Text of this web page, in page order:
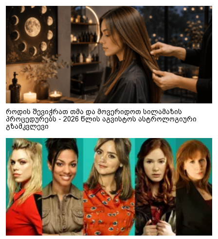
როდის შევიჭრათ თმა და მოვერიდოთ სილამაზის
პროცედურებს - 2026 წლის აგვისტოს ასტროლოგიური
გზამკვლევი